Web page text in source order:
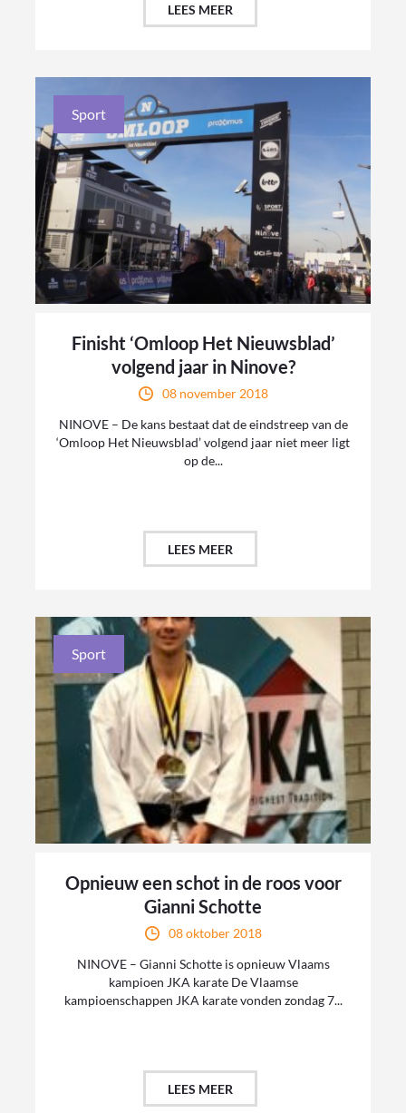
LEES MEER
Sport
Finisht ‘Omloop Het Nieuwsblad’
volgend jaar in Ninove?
08 november 2018
NINOVE – De kans bestaat dat de eindstreep van de
‘Omloop Het Nieuwsblad’ volgend jaar niet meer ligt
op de...
LEES MEER
Sport
Opnieuw een schot in de roos voor
Gianni Schotte
08 oktober 2018
NINOVE – Gianni Schotte is opnieuw Vlaams
kampioen JKA karate De Vlaamse
kampioenschappen JKA karate vonden zondag 7...
LEES MEER